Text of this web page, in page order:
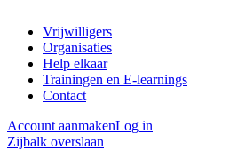
Vrijwilligers
Organisaties
Help elkaar
Trainingen en E-learnings
Contact
Account aanmakenLog in
Zijbalk overslaan